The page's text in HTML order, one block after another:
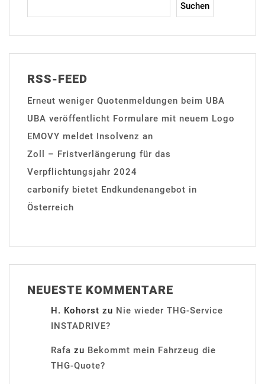
Suchen
RSS-FEED
Erneut weniger Quotenmeldungen beim UBA
UBA veröffentlicht Formulare mit neuem Logo
EMOVY meldet Insolvenz an
Zoll – Fristverlängerung für das
Verpflichtungsjahr 2024
carbonify bietet Endkundenangebot in
Österreich
NEUESTE KOMMENTARE
H. Kohorst zu Nie wieder THG-Service
INSTADRIVE?
Rafa zu Bekommt mein Fahrzeug die
THG-Quote?